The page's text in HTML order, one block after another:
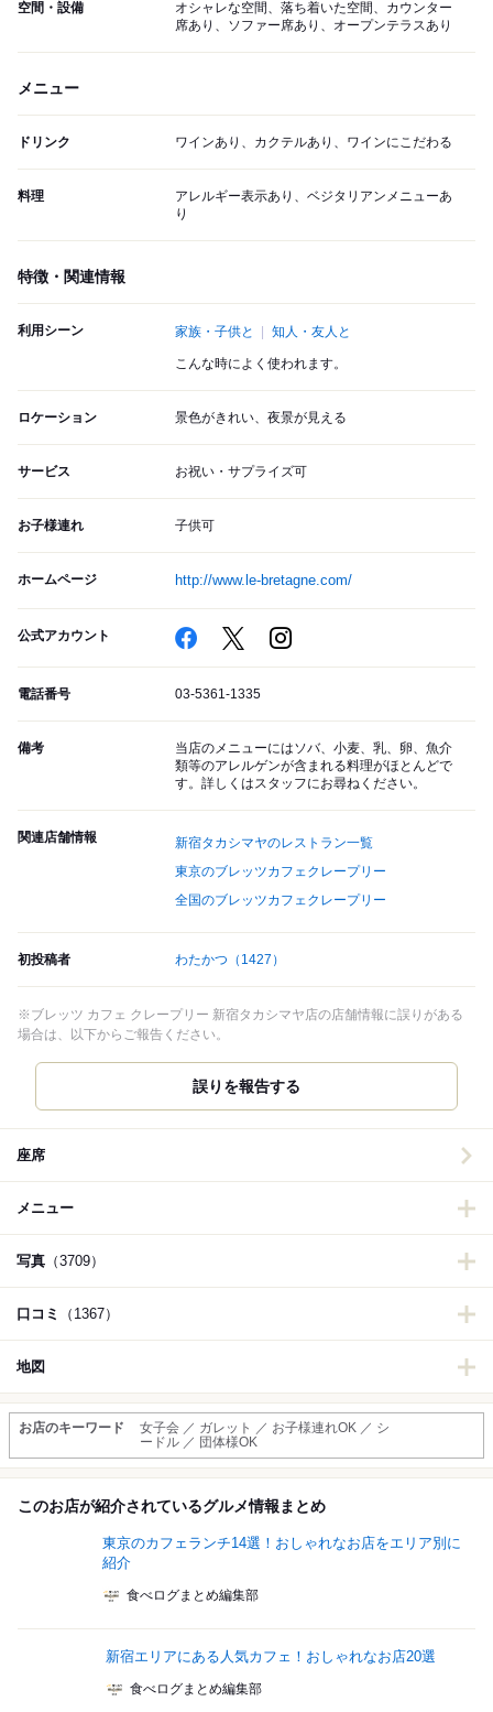
空間・設備
オシャレな空間、落ち着いた空間、カウンター
席あり、ソファー席あり、オープンテラスあり
メニュー
ドリンク ワインあり、カクテルあり、ワインにこだわる
料理
アレルギー表示あり、ベジタリアンメニューあ
り
特徴・関連情報
利用シーン 家族・子供と 知人・友人と
こんな時によく使われます。
ロケーション 景色がきれい、夜景が見える
サービス お祝い・サプライズ可
お子様連れ 子供可
ホームページ http://www.le-bretagne.com/
公式アカウント
電話番号 03-5361-1335
備考
当店のメニューにはソバ、小麦、乳、卵、魚介
類等のアレルゲンが含まれる料理がほとんどで
す。詳しくはスタッフにお尋ねください。
関連店舗情報
新宿タカシマヤのレストラン一覧
東京のブレッツカフェクレープリー
全国のブレッツカフェクレープリー
初投稿者 わたかつ （1427）
※ブレッツ カフェ クレープリー 新宿タカシマヤ店の店舗情報に誤りがある
場合は、以下からご報告ください。
誤りを報告する
座席
メニュー
写真 （3709）
口コミ （1367）
地図
お店のキーワード
女子会 ／ ガレット ／ お子様連れOK ／ シ
ードル ／ 団体様OK
このお店が紹介されているグルメ情報まとめ
東京のカフェランチ14選！おしゃれなお店をエリア別に
紹介
食べログまとめ編集部
新宿エリアにある人気カフェ！おしゃれなお店20選
食べログまとめ編集部